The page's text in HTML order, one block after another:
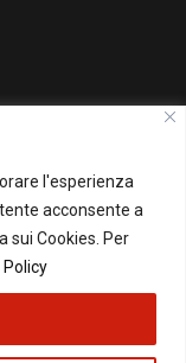
l'esperienza
acconsente a
sui Cookies. Per
Policy
PUBBLICITA'
su questo Blog:
Reserved - Powered by